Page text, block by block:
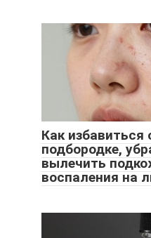
Как
подбородке,
вылечить
воспаления на